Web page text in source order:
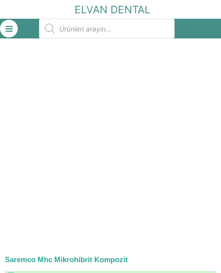
ELVAN DENTAL
Products
search
Saremco Mhc Mikrohibrit Kompozit